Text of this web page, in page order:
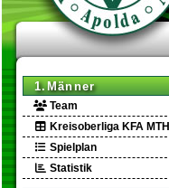
1.Männer
Team
Kreisoberliga KFA MTH
Spielplan
Statistik